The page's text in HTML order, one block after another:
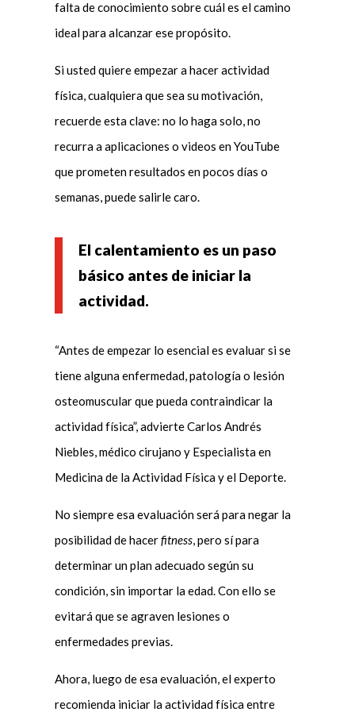
falta de conocimiento sobre cuál es el camino
ideal para alcanzar ese propósito.
Si usted quiere empezar a hacer actividad
física, cualquiera que sea su motivación,
recuerde esta clave: no lo haga solo, no
recurra a aplicaciones o videos en YouTube
que prometen resultados en pocos días o
semanas, puede salirle caro.
El calentamiento es un paso
básico antes de iniciar la
actividad.
“Antes de empezar lo esencial es evaluar si se
tiene alguna enfermedad, patología o lesión
osteomuscular que pueda contraindicar la
actividad física”, advierte Carlos Andrés
Niebles, médico cirujano y Especialista en
Medicina de la Actividad Física y el Deporte.
No siempre esa evaluación será para negar la
posibilidad de hacerfitness, pero sí para
determinar un plan adecuado según su
condición, sin importar la edad. Con ello se
evitará que se agraven lesiones o
enfermedades previas.
Ahora, luego de esa evaluación, el experto
recomienda iniciar la actividad física entre